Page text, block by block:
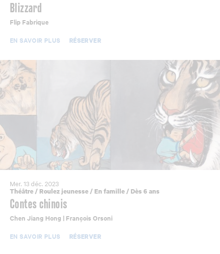
Blizzard
Flip Fabrique
EN SAVOIR PLUS
RÉSERVER
Mer. 13 déc. 2023
Théâtre/ Roulez jeunesse/ En famille/ Dès 6 ans
Contes chinois
Chen Jiang Hong | François Orsoni
EN SAVOIR PLUS
RÉSERVER